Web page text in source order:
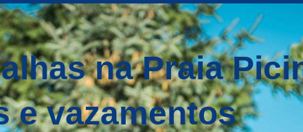
na Praia
e vazamentos